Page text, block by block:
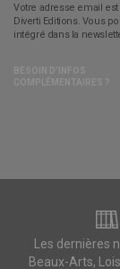
Votre adresse email
Diverti Editions. Vous
intégré dans la
Les dernières
Beaux-Arts,